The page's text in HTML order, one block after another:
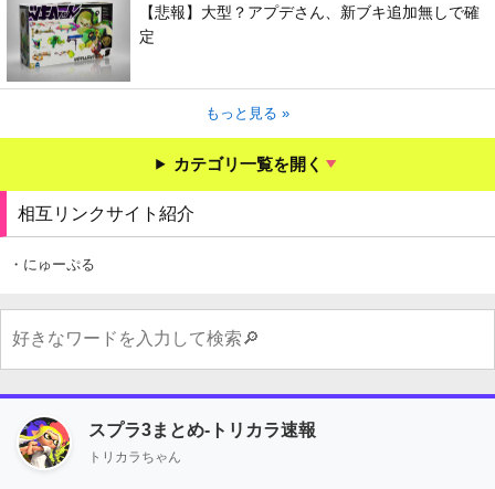
【悲報】大型？アプデさん、新ブキ追加無しで確
定
もっと見る »
カテゴリ一覧を開く
相互リンクサイト紹介
・にゅーぷる
スプラ3まとめ-トリカラ速報
トリカラちゃん